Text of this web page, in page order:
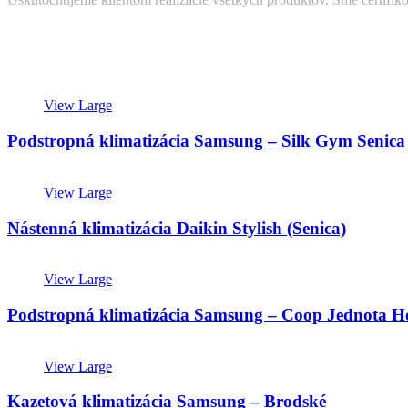
View Large
Podstropná klimatizácia Samsung – Silk Gym Senica
View Large
Nástenná klimatizácia Daikin Stylish (Senica)
View Large
Podstropná klimatizácia Samsung – Coop Jednota
View Large
Kazetová klimatizácia Samsung – Brodské